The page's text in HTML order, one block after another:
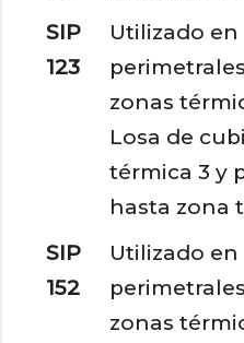
SIP
123
Utilizado
zonas
Losa de
térmica 3 y
hasta zona
SIP
152
Utilizado
zonas